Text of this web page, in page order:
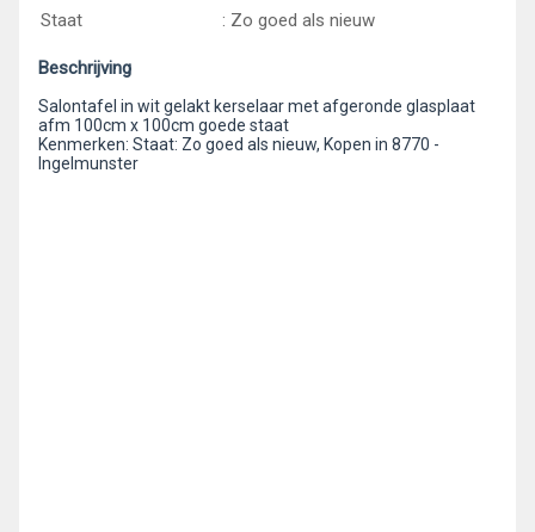
Staat
: Zo goed als nieuw
Beschrijving
Salontafel in wit gelakt kerselaar met afgeronde glasplaat
afm 100cm x 100cm goede staat
Kenmerken: Staat: Zo goed als nieuw, Kopen in 8770 -
Ingelmunster